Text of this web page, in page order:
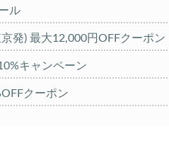
ル
発) 最大12,000円OFFクーポン
キャンペーン
クーポン